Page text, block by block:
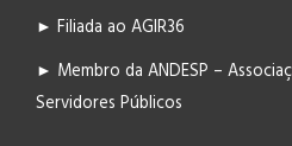
► Filiada ao AGIR36
► Membro da ANDESP –
Servidores Públicos